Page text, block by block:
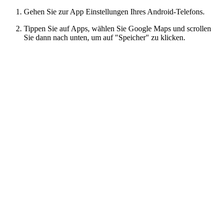
Gehen Sie zur App Einstellungen Ihres Android-Telefons.
Tippen Sie auf Apps, wählen Sie Google Maps und scrollen
Sie dann nach unten, um auf "Speicher" zu klicken.